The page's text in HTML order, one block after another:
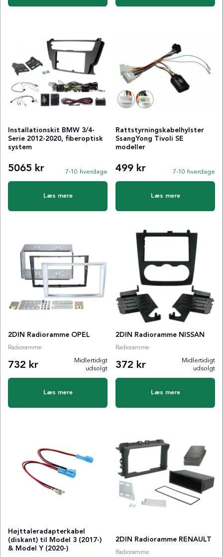
Installationskit BMW 3/4-
Serie 2012-2020, fiberoptisk
system
5065 kr 7-10 hverdage
Læs mere
Rattstyrningskabelhylster
SsangYong Tivoli SE
modeller
499 kr 7-10 hverdage
Læs mere
2DIN Radioramme OPEL
Radioramme
732 kr
Midlertidigt
udsolgt
Læs mere
2DIN Radioramme NISSAN
Radioramme
372 kr
Midlertidigt
udsolgt
Læs mere
Højttaleradapterkabel
(diskant) til Model 3 (2017-)
& Model Y (2020-)
2DIN Radioramme RENAULT
Radioramme